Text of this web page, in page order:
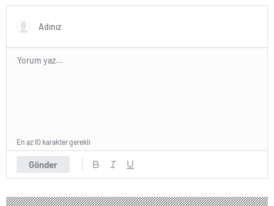
Gönder
En az 10 karakter gerekli